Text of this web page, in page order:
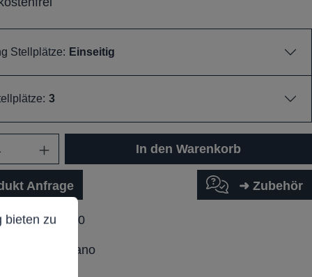
Stellplätze: Einseitig
3
In den Warenkorb
Anfrage ➜ Zubehör
F05220
Tano
zu können.
bieten zu